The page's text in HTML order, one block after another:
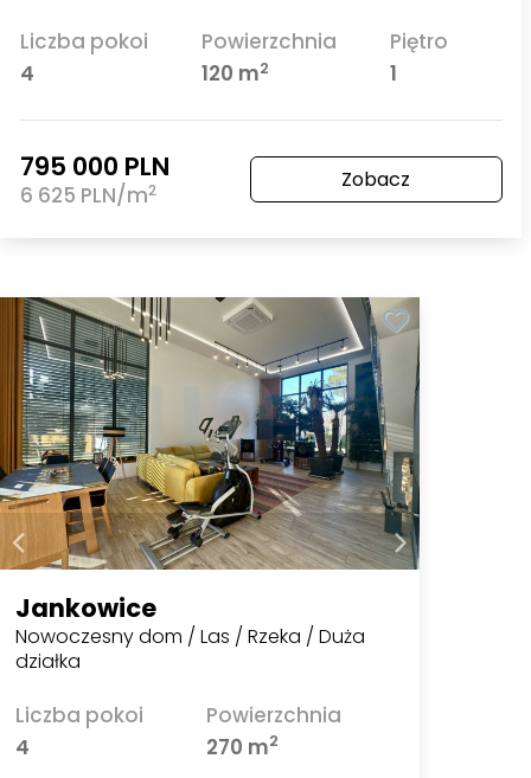
Liczba pokoi
4
Powierzchnia
120 m2
Piętro
1
795 000 PLN
6 625 PLN/m2 Zobacz
Jankowice
Nowoczesny dom / Las / Rzeka / Duża
działka
Liczba pokoi
4
Powierzchnia
270 m2